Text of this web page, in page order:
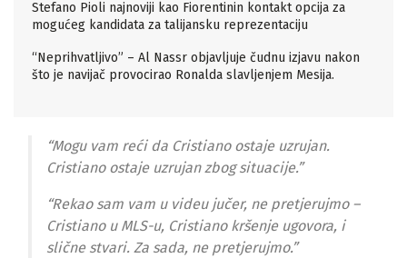
Stefano Pioli najnoviji kao Fiorentinin kontakt opcija za
mogućeg kandidata za talijansku reprezentaciju
“Neprihvatljivo” – Al Nassr objavljuje čudnu izjavu nakon
što je navijač provocirao Ronalda slavljenjem Mesija.
“Mogu vam reći da Cristiano ostaje uzrujan.
Cristiano ostaje uzrujan zbog situacije.”
“Rekao sam vam u videu jučer, ne pretjerujmo –
Cristiano u MLS-u, Cristiano kršenje ugovora, i
slične stvari. Za sada, ne pretjerujmo.”